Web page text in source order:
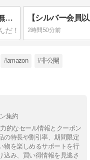
5,000円OFFクーポンで5,000円 送料無料 楽天市場 暑中見舞い＆夏のお楽しみ福袋 本格！タイのごちそうセット（33個）2026 タイカレーとガパオ 11個セット×2 タイカレーグリーン×5 ジャスミンライス×6 グリーンカレー レッドカレー レトルト 2026.08.09まで
2時間50分前
#amazon #非公開
集約
的なセール情報とクーポン
の特長や割引率、期間限定
物を楽しめるサポートを行
込み、買い得情報を見逃さ